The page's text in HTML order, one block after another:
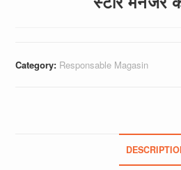
Category: Responsable Magasin